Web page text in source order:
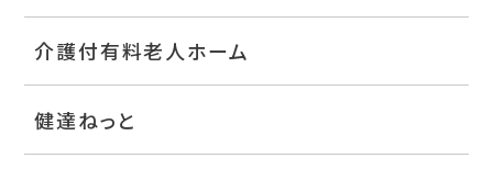
介護付有料老人ホーム
健達ねっと